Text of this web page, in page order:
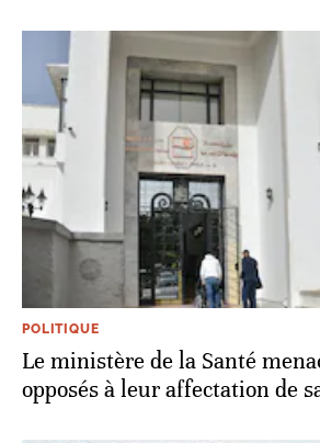
POLITIQUE
Le ministère de la Santé
opposés à leur affectation de